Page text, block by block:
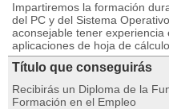
Impartiremos la formación
del PC y del Sistema
aconsejable tener
aplicaciones de hoja de
Título que conseguirás
Recibirás un Diploma de la
Formación en el Empleo